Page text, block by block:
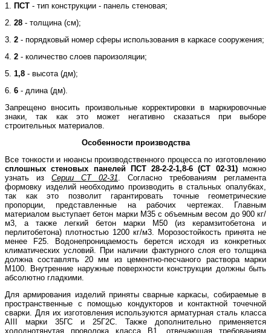
1.
ПСТ - тип конструкции - панель стеновая;
2. 28 - толщина (см);
3. 2 - порядковый номер сферы использования в каркасе сооружения;
4. 2 - количество слоев пароизоляции;
5. 1,8 - высота (дм);
6. 6 - длина (дм).
Запрещено вносить произвольные корректировки в маркировочные
знаки, так как это может негативно сказаться при выборе
строительных материалов.
Особенности производства
Все тонкости и нюансы производственного процесса по изготовлению
сплошных стеновых панелей
ПСТ 28-2-2-1,8-6 (СТ 02-31) можно
узнать из Серии СТ 02-31 . Согласно требованиям регламента
формовку изделий необходимо производить в стальных опалубках,
так как это позволит гарантировать точные геометрические
пропорции, представленные на рабочих чертежах. Главным
материалом выступает бетон марки М35 с объемным весом до 900 кг/
м3, а также легкий бетон марки М50 (из керамзитобетона и
перлитобетона) плотностью 1200 кг/м3. Морозостойкость принята не
менее F25. Водонепроницаемость берется исходя из конкретных
климатических условий. При наличии фактурного слоя его толщина
должна составлять 20 мм из цементно-песчаного раствора марки
М100. Внутренние наружные поверхности конструкции должны быть
абсолютно гладкими.
Для армирования изделий приняты сварные каркасы, собираемые в
пространственные с помощью кондукторов и контактной точечной
сварки. Для их изготовления используются арматурная сталь класса
AIII марки 35ГС и 25Г2С. Также дополнительно применяется
холоднотянутая проволока класса В1, отвечающая требованиям